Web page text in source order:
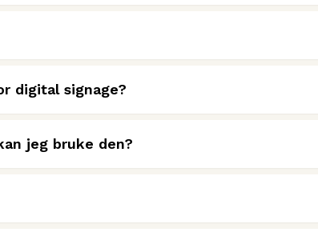
digital signage?
jeg bruke den?